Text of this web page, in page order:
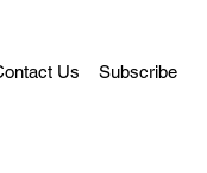
Us Subscribe